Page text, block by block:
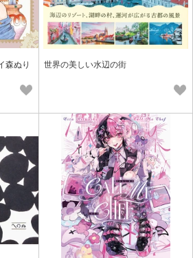
森ぬり
世界の美しい水辺の街